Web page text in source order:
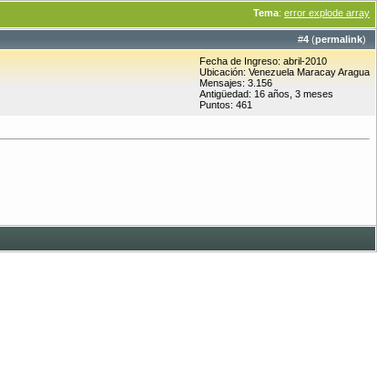
Tema: error explode array
#4 (permalink)
Fecha de Ingreso: abril-2010
Ubicación: Venezuela Maracay Aragua
Mensajes: 3.156
Antigüedad: 16 años, 3 meses
Puntos: 461